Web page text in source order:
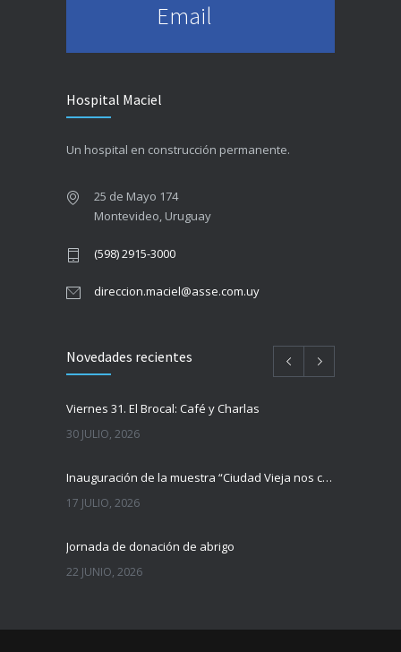
Email
Hospital Maciel
Un hospital en construcción permanente.
25 de Mayo 174
Montevideo, Uruguay
(598) 2915-3000
direccion.maciel@asse.com.uy
Novedades recientes
Viernes 31. El Brocal: Café y Charlas
30 JULIO, 2026
Inauguración de la muestra “Ciudad Vieja nos cuenta”
17 JULIO, 2026
Jornada de donación de abrigo
22 JUNIO, 2026